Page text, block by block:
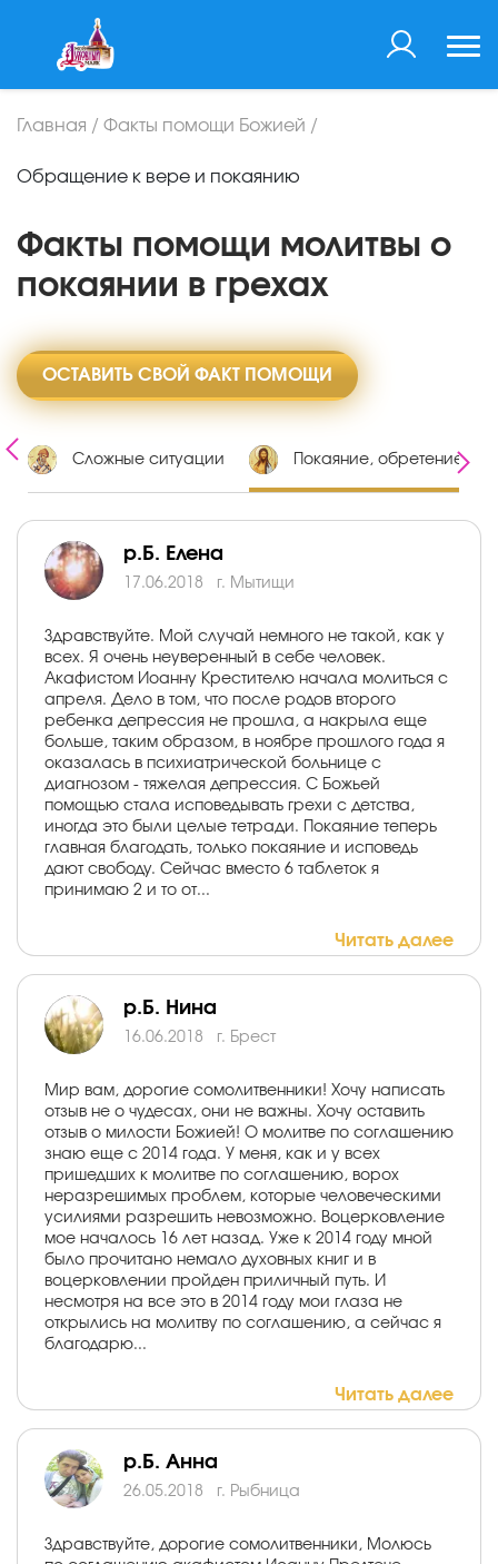
Главная / Факты помощи Божией /
Обращение к вере и покаянию
Факты помощи молитвы о
покаянии в грехах
ОСТАВИТЬ СВОЙ ФАКТ ПОМОЩИ
Сложные ситуации Покаяние, обретение
р.Б. Елена
17.06.2018 г. Мытищи
Здравствуйте. Мой случай немного не такой, как у
всех. Я очень неуверенный в себе человек.
Акафистом Иоанну Крестителю начала молиться с
апреля. Дело в том, что после родов второго
ребенка депрессия не прошла, а накрыла еще
больше, таким образом, в ноябре прошлого года я
оказалась в психиатрической больнице с
диагнозом - тяжелая депрессия. С Божьей
помощью стала исповедывать грехи с детства,
иногда это были целые тетради. Покаяние теперь
главная благодать, только покаяние и исповедь
дают свободу. Сейчас вместо 6 таблеток я
принимаю 2 и то от...
Читать далее
р.Б. Нина
16.06.2018 г. Брест
Мир вам, дорогие сомолитвенники! Хочу написать
отзыв не о чудесах, они не важны. Хочу оставить
отзыв о милости Божией! О молитве по соглашению
знаю еще с 2014 года. У меня, как и у всех
пришедших к молитве по соглашению, ворох
неразрешимых проблем, которые человеческими
усилиями разрешить невозможно. Воцерковление
мое началось 16 лет назад. Уже к 2014 году мной
было прочитано немало духовных книг и в
воцерковлении пройден приличный путь. И
несмотря на все это в 2014 году мои глаза не
открылись на молитву по соглашению, а сейчас я
благодарю...
Читать далее
р.Б. Анна
26.05.2018 г. Рыбница
Здравствуйте, дорогие сомолитвенники, Молюсь